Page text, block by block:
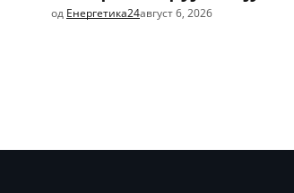
од Енергетика24август 6, 2026